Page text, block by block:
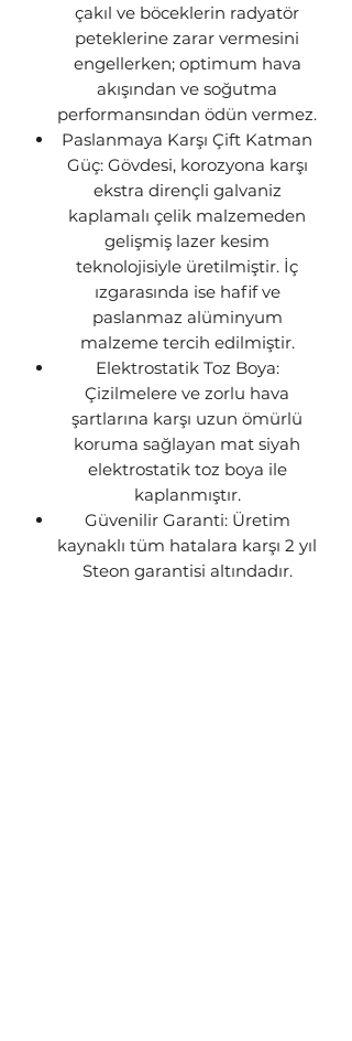
çakıl ve böceklerin radyatör
peteklerine zarar vermesini
engellerken; optimum hava
akışından ve soğutma
performansından ödün vermez.
Paslanmaya Karşı Çift Katman
Güç: Gövdesi, korozyona karşı
ekstra dirençli galvaniz
kaplamalı çelik malzemeden
gelişmiş lazer kesim
teknolojisiyle üretilmiştir. İç
ızgarasında ise hafif ve
paslanmaz alüminyum
malzeme tercih edilmiştir.
Elektrostatik Toz Boya:
Çizilmelere ve zorlu hava
şartlarına karşı uzun ömürlü
koruma sağlayan mat siyah
elektrostatik toz boya ile
kaplanmıştır.
Güvenilir Garanti: Üretim
kaynaklı tüm hatalara karşı 2 yıl
Steon garantisi altındadır.